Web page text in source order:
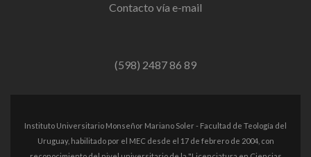
Contacto vía e-mail
(598) 2487 86 89
Instituto Universitario Monseñor Mariano Soler - Facultad de Teología del
Uruguay, habilitado por el MEC desde el 17 de febrero de 2004, con